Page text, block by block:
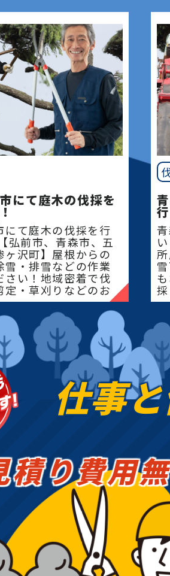
にて庭木の伐採を
にて庭木の伐採を行
弘前市、青森市、五
ヶ沢町】屋根からの
雪・排雪などの作業
さい！地域密着で伐
定・草刈りなどのお
園・
仕事
積り費用